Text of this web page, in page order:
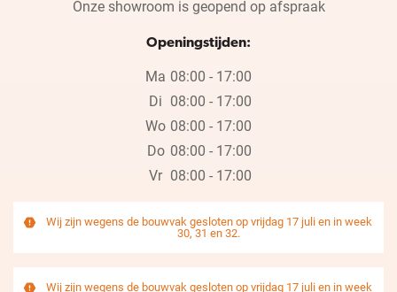
Onze showroom is geopend op afspraak
Openingstijden:
Ma 08:00 - 17:00
Di 08:00 - 17:00
Wo 08:00 - 17:00
Do 08:00 - 17:00
Vr 08:00 - 17:00
Wij zijn wegens de bouwvak gesloten op vrijdag 17 juli en in week
30, 31 en 32.
Wij zijn wegens de bouwvak gesloten op vrijdag 17 juli en in week